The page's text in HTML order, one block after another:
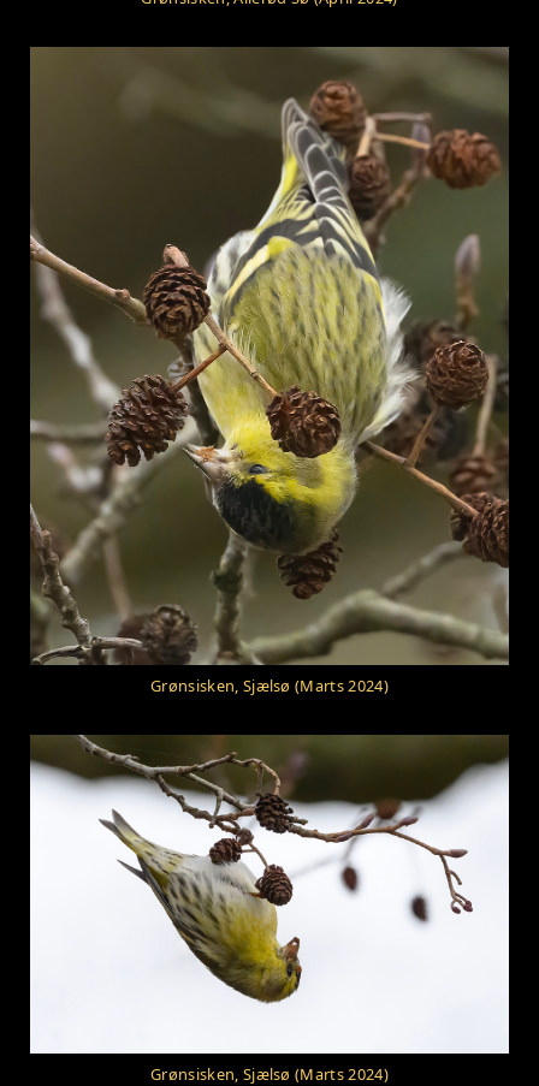
Grønsisken, Sjælsø (Marts 2024)
Grønsisken, Sjælsø (Marts 2024)